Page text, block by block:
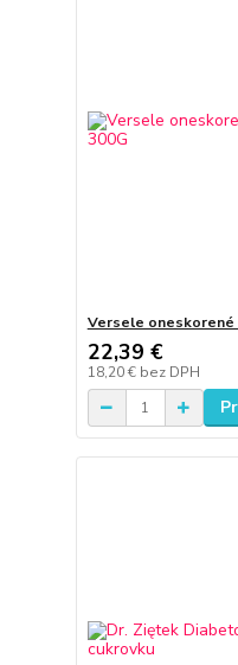
Versele oneskorené
22,39 €
18,20 € bez DPH